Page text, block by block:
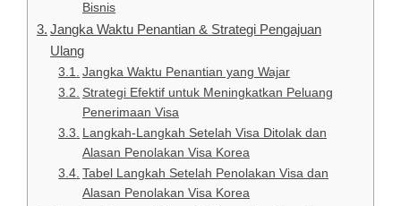
Bisnis
Jangka Waktu Penantian & Strategi Pengajuan
Ulang
Jangka Waktu Penantian yang Wajar
Strategi Efektif untuk Meningkatkan Peluang
Penerimaan Visa
Langkah-Langkah Setelah Visa Ditolak dan
Alasan Penolakan Visa Korea
Tabel Langkah Setelah Penolakan Visa dan
Alasan Penolakan Visa Korea